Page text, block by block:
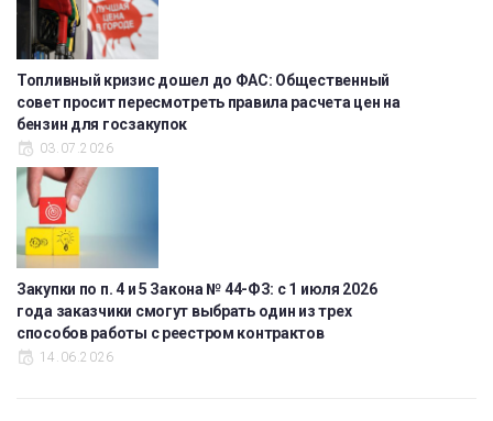
Топливный кризис дошел до ФАС: Общественный
совет просит пересмотреть правила расчета цен на
бензин для госзакупок
03.07.2026
Закупки по п. 4 и 5 Закона № 44-ФЗ: с 1 июля 2026
года заказчики смогут выбрать один из трех
способов работы с реестром контрактов
14.06.2026